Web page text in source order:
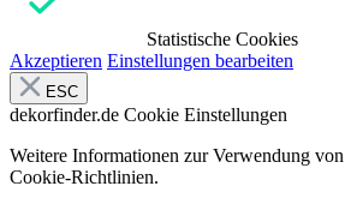
Statistische Cookies
Akzeptieren Einstellungen bearbeiten
ESC
dekorfinder.de Cookie Einstellungen
Weitere Informationen zur Verwendung
Cookie-Richtlinien.